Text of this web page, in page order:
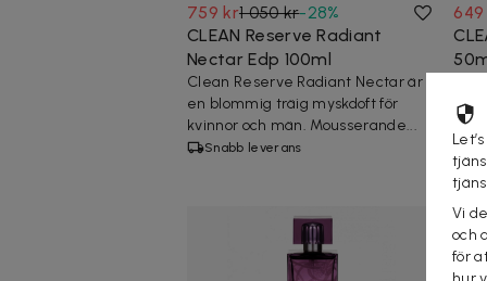
759 kr1 050 kr-28%
CLEAN Reserve Radiant
Nectar Edp 100ml
Clean Reserve Radiant Nectar är
en blommig träig myskdoft för
kvinnor och män. Mousserande...
Snabb leverans
ljus
4
Vi
och
för